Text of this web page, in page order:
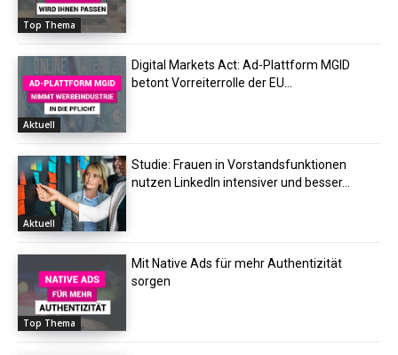
Top Thema
Aktuell
Digital Markets Act: Ad-Plattform MGID
betont Vorreiterrolle der EU...
Aktuell
Studie: Frauen in Vorstandsfunktionen
nutzen LinkedIn intensiver und besser...
Top Thema
Mit Native Ads für mehr Authentizität
sorgen